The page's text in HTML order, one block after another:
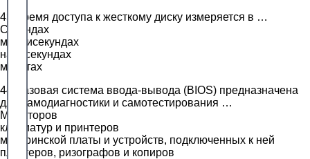
43.Время доступа к жесткому диску измеряется в …
Секундах
миллисекундах
наносекундах
минутах
44.Базовая система ввода-вывода (BIOS) предназначена
для самодиагностики и самотестирования …
Мониторов
клавиатур и принтеров
материнской платы и устройств, подключенных к ней
плоттеров, ризографов и копиров